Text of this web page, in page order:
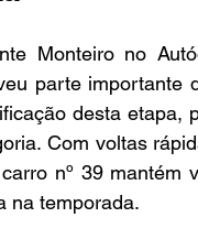
Monteiro no
parte importante
desta etapa,
Com voltas
nº 39 mantém
na temporada.